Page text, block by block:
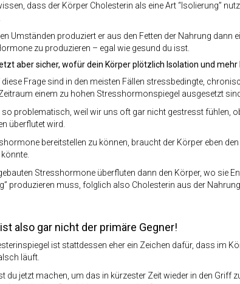
dass der Körper Cholesterin als eine Art “Isolierung”
Umständen produziert er aus den Fetten der Nahrung dann
zu produzieren – egal wie gesund du isst.
aber sicher, wofür dein Körper plötzlich Isolation und
Frage sind in den meisten Fällen stressbedingte,
einem zu hohen Stresshormonspiegel ausgesetzt
so problematisch, weil wir uns oft gar nicht gestresst fühlen,
überflutet wird.
bereitstellen zu können, braucht der Körper eben
Stresshormone überfluten dann den Körper, wo sie
produzieren muss, folglich also Cholesterin aus der
also gar nicht der primäre Gegner!
ist stattdessen eher ein Zeichen dafür, dass im
läuft.
du jetzt machen, um das in kürzester Zeit wieder in den Griff